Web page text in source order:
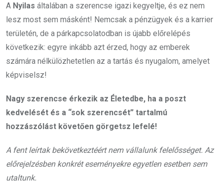
A Nyilas általában a szerencse igazi kegyeltje, és ez nem
lesz most sem másként! Nemcsak a pénzügyek és a karrier
területén, de a párkapcsolatodban is újabb előrelépés
következik: egyre inkább azt érzed, hogy az emberek
számára nélkülözhetetlen az a tartás és nyugalom, amelyet
képviselsz!
Nagy szerencse érkezik az Életedbe, ha a poszt
kedvelését és a “sok szerencsét” tartalmú
hozzászólást követően görgetsz lefelé!
A fent leírtak bekövetkeztéért nem vállalunk felelősséget. Az
előrejelzésben konkrét eseményekre egyetlen esetben sem
utaltunk.